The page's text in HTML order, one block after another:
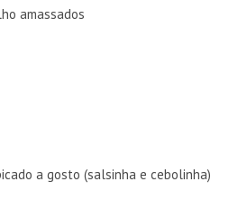
amassados
a gosto (salsinha e cebolinha)